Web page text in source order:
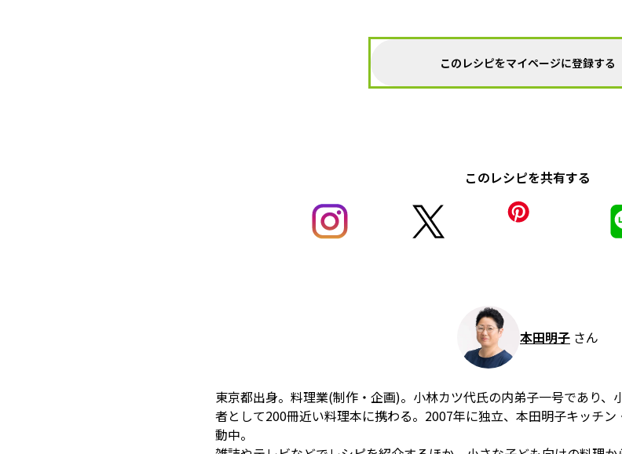
このレシピをマイページに登録する
このレシピを共有する
本田明子 さん
東京都出身。料理業(制作・企画)。小林カツ代氏の内弟子一号であり、
者として200冊近い料理本に携わる。2007年に独立、本田明子キッチ
動中。